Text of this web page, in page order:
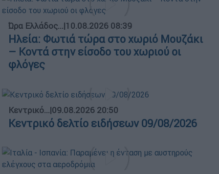
Ώρα Ελλάδος...|10.08.2026 08:39
Ηλεία: Φωτιά τώρα στο χωριό Μουζάκι
– Κοντά στην είσοδο του χωριού οι
φλόγες
Κεντρικό...|09.08.2026 20:50
Κεντρικό δελτίο ειδήσεων 09/08/2026